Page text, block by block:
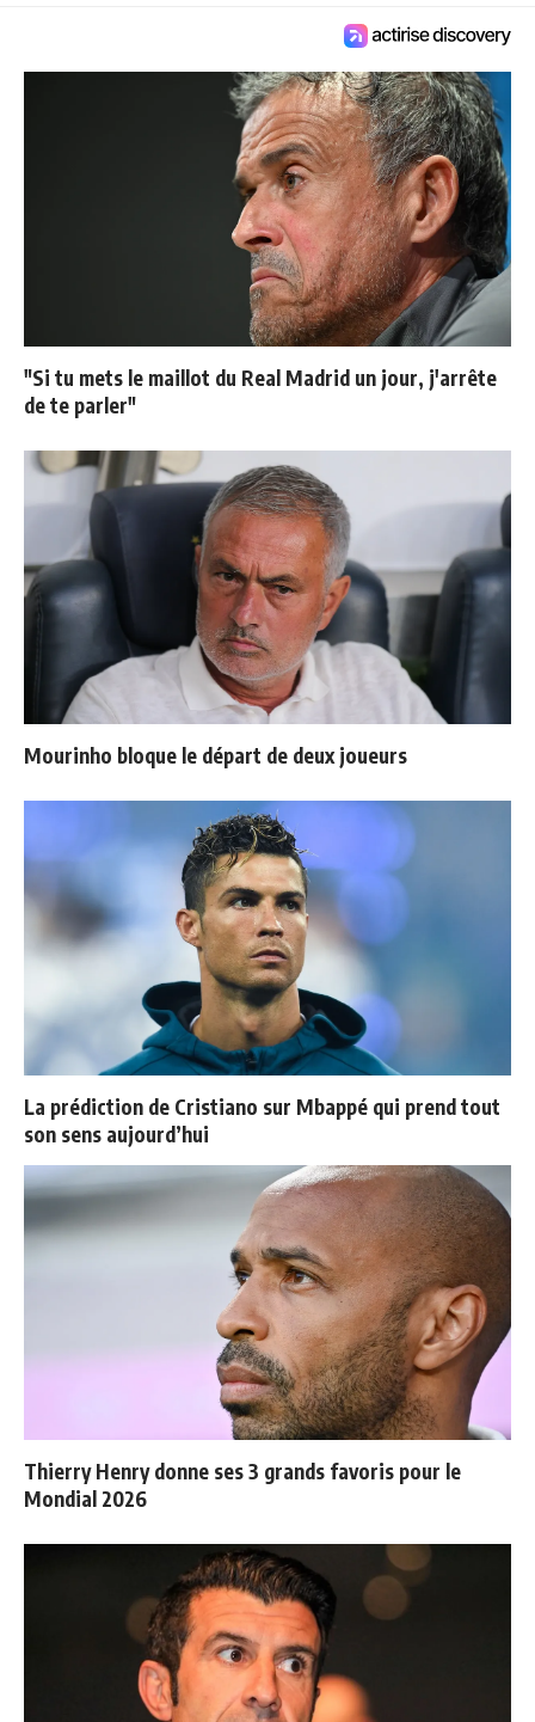
"Si tu mets le maillot du Real Madrid un jour, j'arrête
de te parler"
Mourinho bloque le départ de deux joueurs
La prédiction de Cristiano sur Mbappé qui prend tout
son sens aujourd’hui
Thierry Henry donne ses 3 grands favoris pour le
Mondial 2026